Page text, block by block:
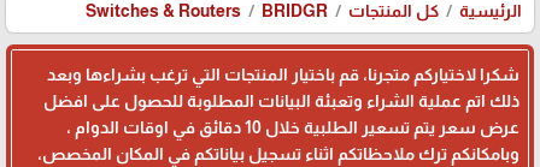
الرئيسية كل المنتجات Switches & Routers BRIDGR
شكرا لاختياركم متجرنا، قم باختيار المنتجات التي ترغب بشراءها وبعد
ذلك اتم عملية الشراء وتعبئة البيانات المطلوبة للحصول على افضل
عرض سعر يتم تسعير الطلبية خلال 10 دقائق في اوقات الدوام ،
وبامكانكم ترك ملاحظاتكم اثناء تسجيل بياناتكم في المكان المخصص،